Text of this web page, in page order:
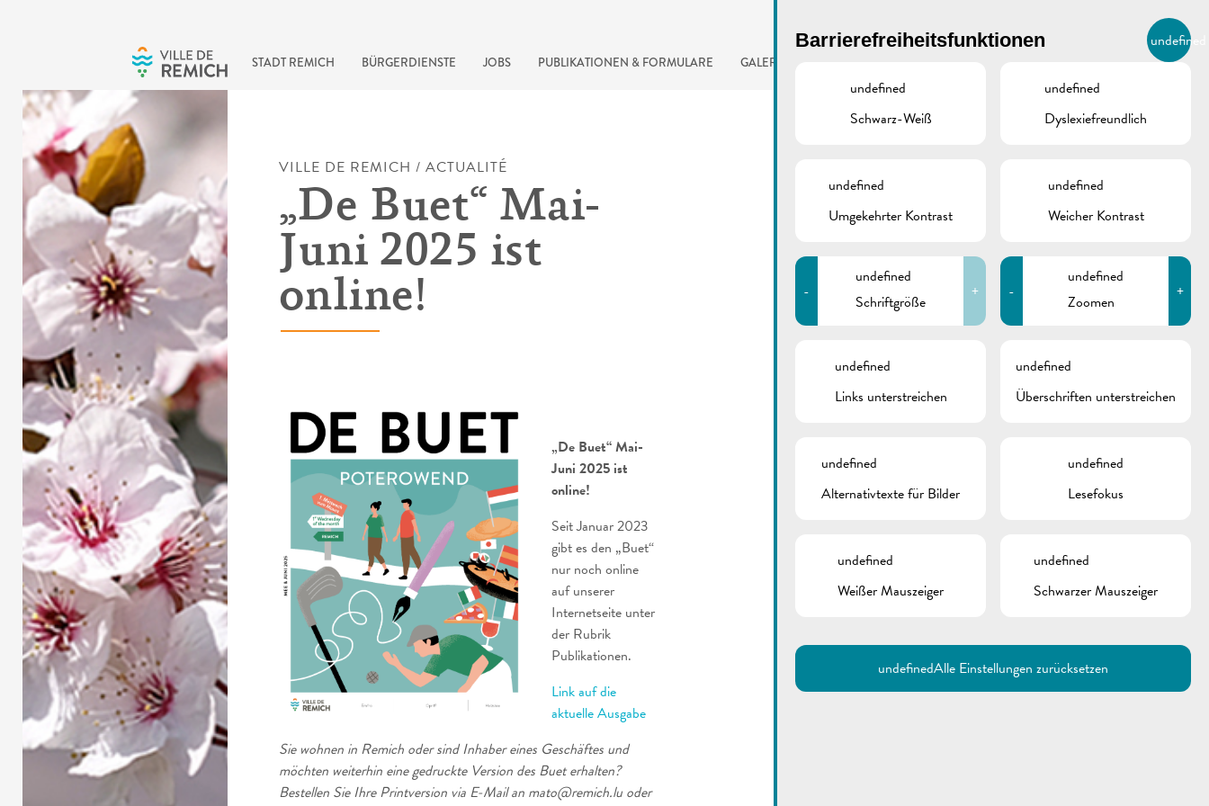
STADT REMICH BÜRGERDIENSTE JOBS PUBLIKATIONEN & FORMULARE GALERIE DE
BIERGER.REMICH.LU
Utilisez la recherche pour
VILLE DE REMICH / ACTUALITÉ
„De Buet“ Mai-
Juni 2025 ist
online!
„De Buet“ Mai-
Juni 2025 ist
online!
Seit Januar 2023
gibt es den „Buet“
nur noch online
auf unserer
Internetseite unter
der Rubrik
Publikationen.
Link auf die
aktuelle Ausgabe
Sie wohnen in Remich oder sind Inhaber eines Geschäftes und
möchten weiterhin eine gedruckte Version des Buet erhalten?
Bestellen Sie Ihre Printversion via E-Mail an mato@remich.lu oder
Barrierefreiheitsfunktionen undefined
undefined
Schwarz-Weiß
undefined
Dyslexiefreundlich
undefined
Umgekehrter Kontrast
undefined
Weicher Kontrast
-
undefined
Schriftgröße
+ -
undefined
Zoomen
+
undefined
Links unterstreichen
undefined
Überschriften unterstreichen
undefined
Alternativtexte für Bilder
undefined
Lesefokus
undefined
Weißer Mauszeiger
undefined
Schwarzer Mauszeiger
undefinedAlle Einstellungen zurücksetzen